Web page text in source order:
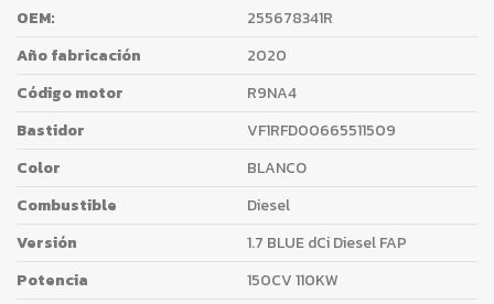
OEM:
255678341R
Año fabricación
2020
Código motor
R9NA4
Bastidor
VF1RFD00665511509
Color
BLANCO
Combustible
Diesel
Versión
1.7 BLUE dCi Diesel FAP
Potencia
150CV 110KW